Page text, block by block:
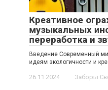
Креативное
музыкальных
переработка и
Введение Современный
идеям экологичности и
26.11.2024 Заборы